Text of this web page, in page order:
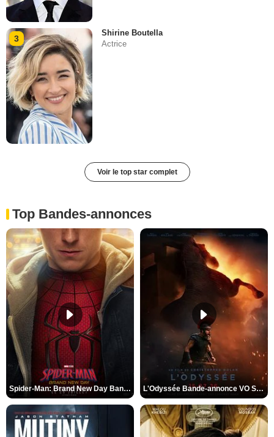
3
Shirine Boutella
Actrice
Voir le top star complet
Top Bandes-annonces
Spider-Man: Brand New Day Bande-annonce VO STFR L'Odyssée Bande-annonce VO STFR